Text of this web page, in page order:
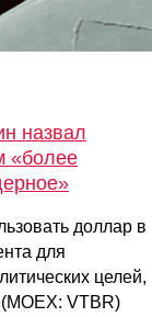
назвал
«более
доллар в
для
целей,
VTBR)